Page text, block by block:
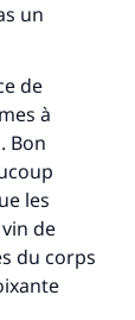
un
de
à
Bon
les
de
du corps
de
votre